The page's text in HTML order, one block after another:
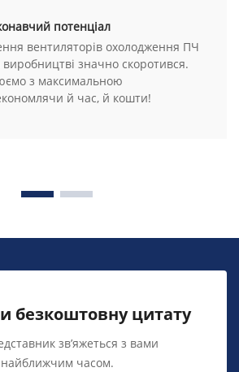
потенціал
вентиляторів охолодження ПЧ
значно скоротився.
з максимальною
й час, й кошти!
безкоштовну цитату
зв’яжеться з вами
найближчим часом.